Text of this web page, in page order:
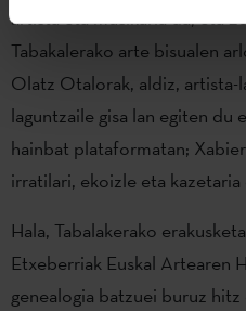
artista eta musikaria da, eta
Tabakalerako arte bisualen
Olatz Otalorak, aldiz, artista-
laguntzaile gisa lan egiten
hainbat plataformatan;
irratilari, ekoizle eta kazetaria
Hala, Tabalakerako
Etxeberriak Euskal Artearen
genealogia batzuei buruz